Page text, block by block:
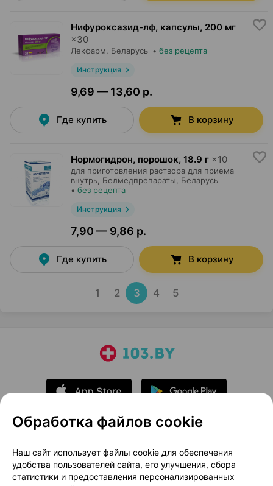
Нифуроксазид-лф, капсулы, 200 мг
×30
Лекфарм , Беларусь • без рецепта
Инструкция
9,69 — 13,60 р.
Где купить В корзину
Нормогидрон, порошок, 18.9 г ×10
для приготовления раствора для приема
внутрь, Белмедпрепараты , Беларусь
• без рецепта
Инструкция
7,90 — 9,86 р.
Где купить В корзину
1 2 3 4 5
О проекте
Новости проекта
Размещение рекламы
Медицинский маркетинг
Обработка файлов cookie
Наш сайт использует файлы cookie для обеспечения
удобства пользователей сайта, его улучшения, сбора
статистики и предоставления персонализированных